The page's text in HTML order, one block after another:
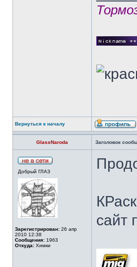
Вернуться к началу
GlassNaroda Заголовок
Добрый ГЛАЗ
Зарегистрирован: 26 апр
2010 12:38
Сообщения: 1963
Откуда: Химки
сайт